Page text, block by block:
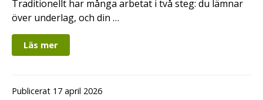
Traditionellt har många arbetat i två steg: du lämnar
över underlag, och din …
Läs mer
Publicerat 17 april 2026